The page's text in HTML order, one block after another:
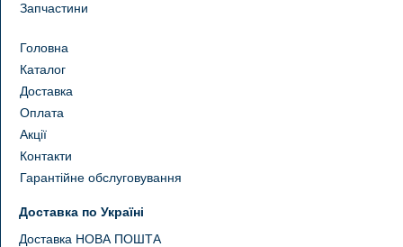
Запчастини
Головна
Каталог
Доставка
Оплата
Акції
Контакти
Гарантійне обслуговування
Доставка по Україні
Доставка НОВА ПОШТА